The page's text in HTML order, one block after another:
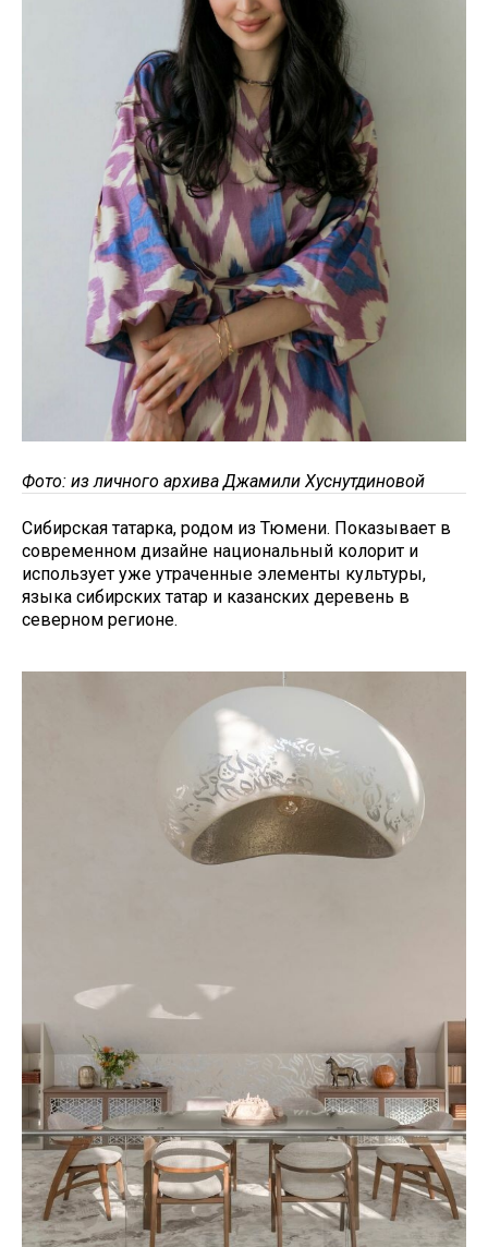
Фото: из личного архива Джамили Хуснутдиновой
Сибирская татарка, родом из Тюмени. Показывает в
современном дизайне национальный колорит и
использует уже утраченные элементы культуры,
языка сибирских татар и казанских деревень в
северном регионе.